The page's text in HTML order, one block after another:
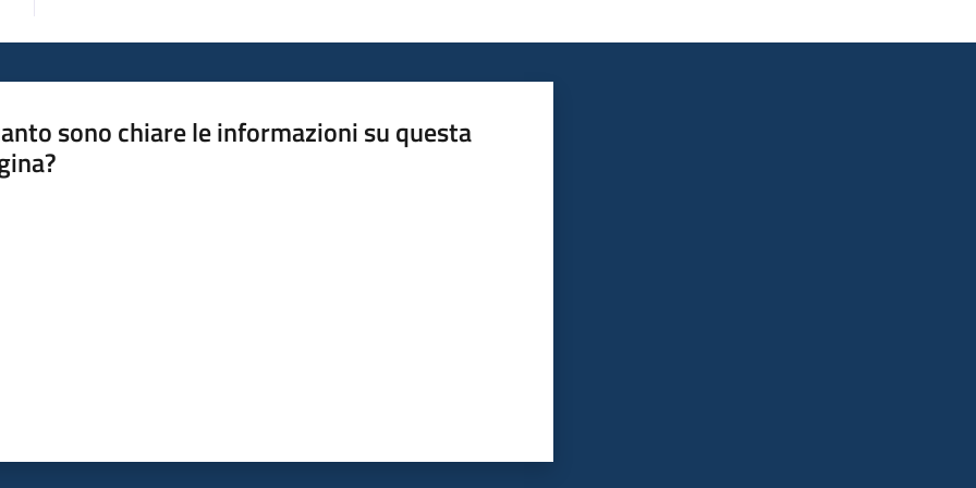
sono chiare le informazioni su questa